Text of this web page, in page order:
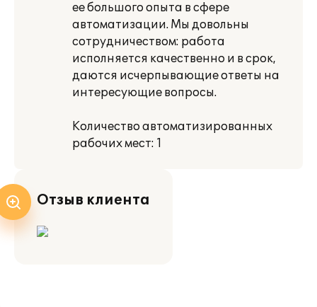
ее большого опыта в сфере
автоматизации. Мы довольны
сотрудничеством: работа
исполняется качественно и в срок,
даются исчерпывающие ответы на
интересующие вопросы.
Количество автоматизированных
рабочих мест: 1
Отзыв клиента